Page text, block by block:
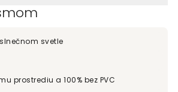
svetle
prostrediu a 100% bez PVC